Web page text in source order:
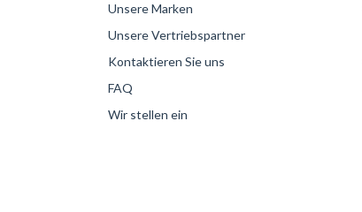
Unsere Marken
Unsere Vertriebspartner
Kontaktieren Sie uns
FAQ
Wir stellen ein